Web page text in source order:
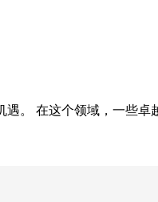
。 在这个领域，一些卓